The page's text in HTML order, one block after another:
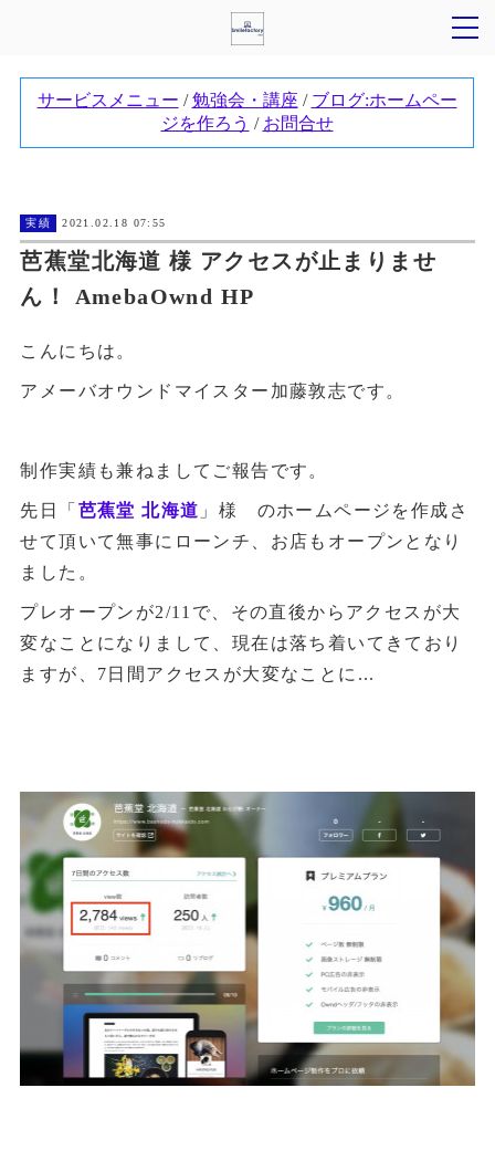
実績 2021.02.18 07:55
芭蕉堂北海道 様 アクセスが止まりませ
ん！ AmebaOwnd HP
こんにちは。
アメーバオウンドマイスター加藤敦志です。
制作実績も兼ねましてご報告です。
先日「 芭蕉堂 北海道 」様 のホームページを作成さ
せて頂いて無事にローンチ、お店もオープンとなり
ました。
プレオープンが2/11で、その直後からアクセスが大
変なことになりまして、現在は落ち着いてきており
ますが、7日間アクセスが大変なことに...